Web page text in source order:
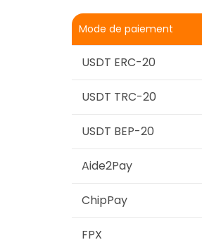
Mode de paiement
USDT ERC-20
USDT TRC-20
USDT BEP-20
Aide2Pay
ChipPay
FPX